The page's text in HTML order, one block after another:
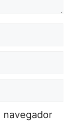
navegador